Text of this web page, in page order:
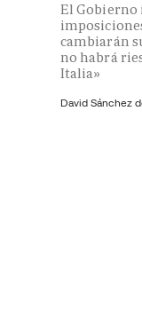
El
cambiarán
no habrá
Italia»
David Sánchez